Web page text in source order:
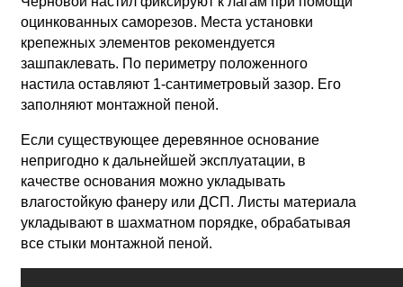
оцинкованных саморезов. Места установки
крепежных элементов рекомендуется
зашпаклевать. По периметру положенного
настила оставляют 1-сантиметровый зазор. Его
заполняют монтажной пеной.
Если существующее деревянное основание
непригодно к дальнейшей эксплуатации, в
качестве основания можно укладывать
влагостойкую фанеру или ДСП. Листы материала
укладывают в шахматном порядке, обрабатывая
все стыки монтажной пеной.